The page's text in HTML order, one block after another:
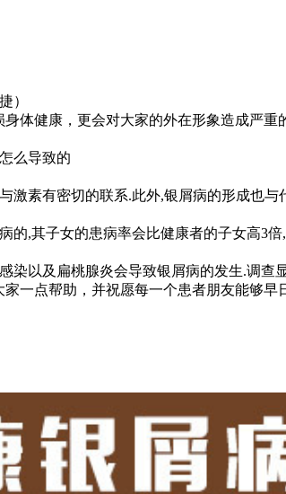
）
体健康，更会对大家的外在形象造成严
素有密切的联系.此外,银屑病的形成也与
,其子女的患病率会比健康者的子女高3
以及扁桃腺炎会导致银屑病的发生.调查
点帮助，并祝愿每一个患者朋友能够早